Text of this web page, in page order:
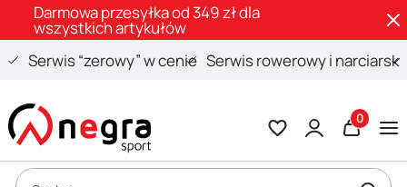
Darmowa przesyłka od 349 zł dla
wszystkich artykułów
Serwis “zerowy” w cenie Serwis rowerowy i narciarski
Otwórz wyszukiwarkę